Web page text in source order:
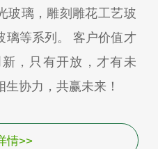
玻璃，雕刻雕花工艺玻
璃等系列。 客户价值才
，只有开放，才有未
协力，共赢未来！
情>>